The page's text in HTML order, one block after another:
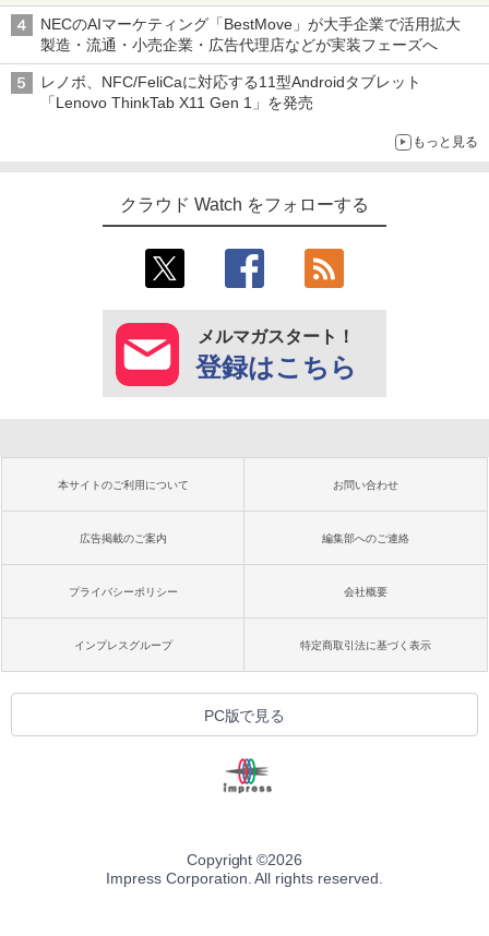
NECのAIマーケティング「BestMove」が大手企業で活用拡大
製造・流通・小売企業・広告代理店などが実装フェーズへ
レノボ、NFC/FeliCaに対応する11型Androidタブレット
「Lenovo ThinkTab X11 Gen 1」を発売
もっと見る
クラウド Watch をフォローする
メルマガスタート！
登録はこちら
本サイトのご利用について お問い合わせ
広告掲載のご案内 編集部へのご連絡
プライバシーポリシー 会社概要
インプレスグループ 特定商取引法に基づく表示
PC版で見る
Copyright ©2026
Impress Corporation. All rights reserved.